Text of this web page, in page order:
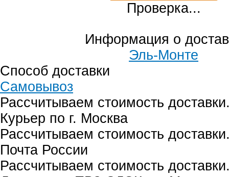
Проверка...
Информация о
Эль-Монте
Способ доставки
Самовывоз
Рассчитываем стоимость
Курьер по г. Москва
Рассчитываем стоимость
Почта России
Рассчитываем стоимость